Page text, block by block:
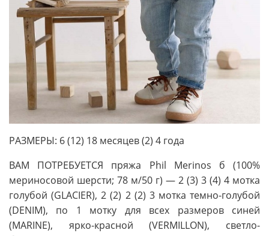
РАЗМЕРЫ: 6 (12) 18 месяцев (2) 4 года
ВАМ ПОТРЕБУЕТСЯ пряжа Phil Merinos б (100%
мериносовой шерсти; 78 м/50 г) — 2 (3) 3 (4) 4 мотка
голубой (GLACIER), 2 (2) 2 (2) 3 мотка темно-голубой
(DENIM), по 1 мотку для всех размеров синей
(MARINE), ярко-красной (VERMILLON), светло-